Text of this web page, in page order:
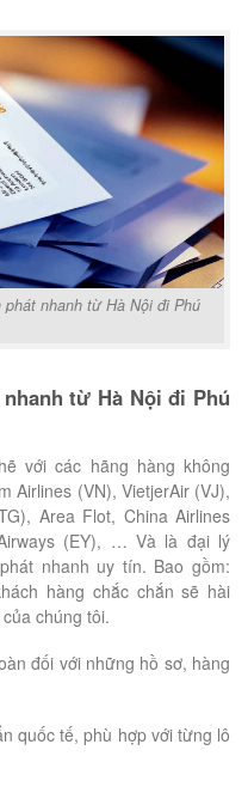
phát nhanh từ Hà Nội đi Phú
từ Hà Nội đi Phú
với các hãng hàng không
Airlines (VN), VietjerAir (VJ),
Area Flot, China Airlines
(EY), … Và là đại lý
nhanh uy tín. Bao gồm:
hàng chắc chắn sẽ hài
chúng tôi.
đối với những hồ sơ, hàng
quốc tế, phù hợp với từng lô